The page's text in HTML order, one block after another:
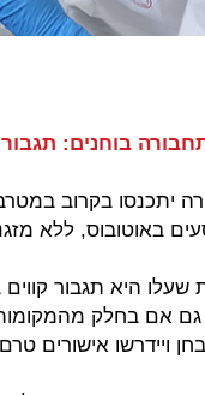
יתכנסו בקרוב
שעלו היא תגבור
גם אם בחלק
ויידרשו אישורים